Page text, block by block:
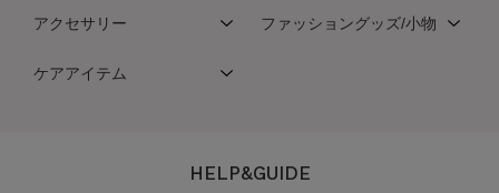
アクセサリー ファッショングッズ/小物
ケアアイテム
HELP&GUIDE